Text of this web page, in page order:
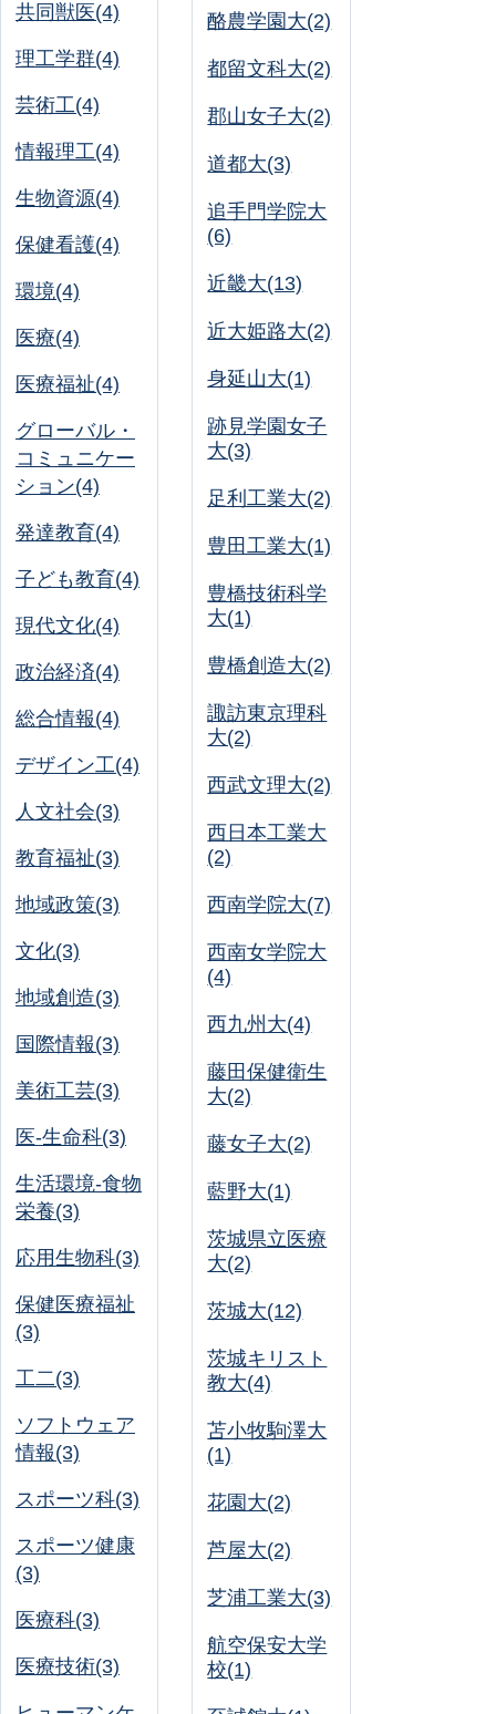
共同獣医(4)
理工学群(4)
芸術工(4)
情報理工(4)
生物資源(4)
保健看護(4)
環境(4)
医療(4)
医療福祉(4)
グローバル・
コミュニケー
ション(4)
発達教育(4)
子ども教育(4)
現代文化(4)
政治経済(4)
総合情報(4)
デザイン工(4)
人文社会(3)
教育福祉(3)
地域政策(3)
文化(3)
地域創造(3)
国際情報(3)
美術工芸(3)
医-生命科(3)
生活環境-食物
栄養(3)
応用生物科(3)
保健医療福祉
(3)
工二(3)
ソフトウェア
情報(3)
スポーツ科(3)
スポーツ健康
(3)
医療科(3)
医療技術(3)
酪農学園大(2)
都留文科大(2)
郡山女子大(2)
道都大(3)
追手門学院大
(6)
近畿大(13)
近大姫路大(2)
身延山大(1)
跡見学園女子
大(3)
足利工業大(2)
豊田工業大(1)
豊橋技術科学
大(1)
豊橋創造大(2)
諏訪東京理科
大(2)
西武文理大(2)
西日本工業大
(2)
西南学院大(7)
西南女学院大
(4)
西九州大(4)
藤田保健衛生
大(2)
藤女子大(2)
藍野大(1)
茨城県立医療
大(2)
茨城大(12)
茨城キリスト
教大(4)
苫小牧駒澤大
(1)
花園大(2)
芦屋大(2)
芝浦工業大(3)
航空保安大学
校(1)